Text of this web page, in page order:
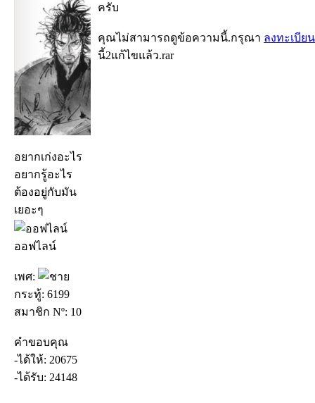
อยากเก่งอะไร
อยากรู้อะไร
ต้องอยู่กับมัน
เยอะๆ
ออฟไลน์
เพศ:
กระทู้: 6199
สมาชิก Nº: 10
คำขอบคุณ
-ได้ให้: 20675
-ได้รับ: 24148
ครับ
คุณไม่สามารถดูข้อความนี้.กรุณา ลงทะเบียน
นี้2แก้ไขแล้ว.rar